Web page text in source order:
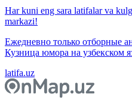
Har kuni eng sara latifalar va
markazi!
Ежедневно только отборные
Кузница юмора на узбекском
latifa.uz